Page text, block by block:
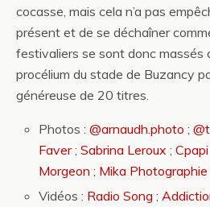
cocasse, mais cela n’a pas
présent et de se déchaîner
festivaliers se sont donc massés
procélium du stade de Buzancy
généreuse de 20 titres.
Photos :@arnaudh.photo ;
Faver;Sabrina Leroux ;
Morgeon ; Mika Photographie
Vidéos : Radio Song ;